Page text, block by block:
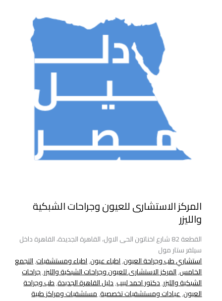
المركز الاستشارى للعيون وجراحات الشبكية
والليزر
القطعة 82 شارع اخناتون الحى الاول، القاهرة الجديدة، القاهرة داخل
سيلفر ستار مول
استشاري طب وجراحة العيون,اطباء عيون,اطباء ومستشفيات,التجمع
الخامس,المركز الاستشارى للعيون وجراحات الشبكية والليزر,جراحات
الشبكية والليزر,دكتور احمد لبيب,دليل القاهرة الجديدة,طب وجراحة
العيون,عيادات ومستشفيات تخصصية,مستشفيات ومراكز طبية